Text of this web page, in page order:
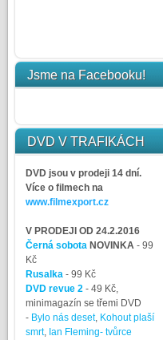
Jsme na Facebooku!
DVD V TRAFIKÁCH
DVD jsou v prodeji 14 dní.
Více o filmech na
www.filmexport.cz
V PRODEJI OD 24.2.2016
Černá sobotaNOVINKA - 99
Kč
Rusalka- 99 Kč
DVD revue 2- 49 Kč,
minimagazín se třemi DVD
- Bylo nás deset, Kohout plaší
smrt, Ian Fleming- tvůrce